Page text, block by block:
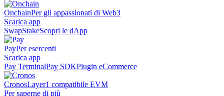
OnchainPer gli appassionati di Web3
Scarica app
SwapStakeScopri le dApp
PayPer esercenti
Scarica app
Pay TerminalPay SDKPlugin eCommerce
CronosLayer1 compatibile EVM
Per saperne di più